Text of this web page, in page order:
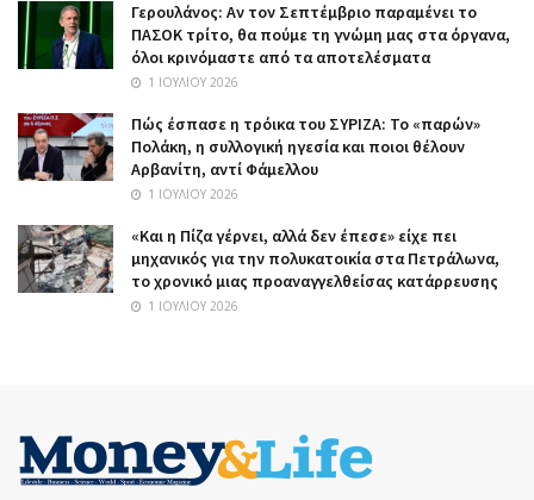
Γερουλάνος: Αν τον Σεπτέμβριο παραμένει το
ΠΑΣΟΚ τρίτο, θα πούμε τη γνώμη μας στα όργανα,
όλοι κρινόμαστε από τα αποτελέσματα
1 ΙΟΥΛΊΟΥ 2026
Πώς έσπασε η τρόικα του ΣΥΡΙΖΑ: Το «παρών»
Πολάκη, η συλλογική ηγεσία και ποιοι θέλουν
Αρβανίτη, αντί Φάμελλου
1 ΙΟΥΛΊΟΥ 2026
«Και η Πίζα γέρνει, αλλά δεν έπεσε» είχε πει
μηχανικός για την πολυκατοικία στα Πετράλωνα,
το χρονικό μιας προαναγγελθείσας κατάρρευσης
1 ΙΟΥΛΊΟΥ 2026